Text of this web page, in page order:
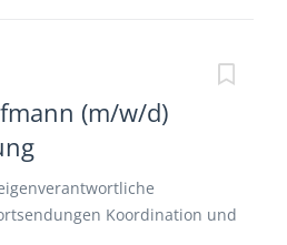
(m/w/d)
Koordination und